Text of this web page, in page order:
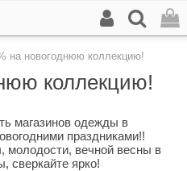
на новогоднюю коллекцию!
коллекцию!
магазинов одежды в
праздниками!!
вечной весны в
сверкайте ярко!